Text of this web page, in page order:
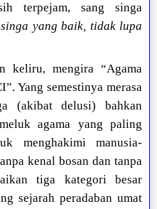
terpejam, sang singa
singa yang baik, tidak lupa
keliru, mengira “Agama
Yang semestinya merasa
(akibat delusi) bahkan
agama yang paling
menghakimi manusia-
kenal bosan dan tanpa
tiga kategori besar
sejarah peradaban umat